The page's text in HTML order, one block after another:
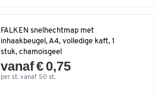
FALKEN snelhechtmap met
inhaakbeugel, A4, volledige kaft, 1
stuk, chamoisgeel
vanaf € 0,75
per st. vanaf 50 st.